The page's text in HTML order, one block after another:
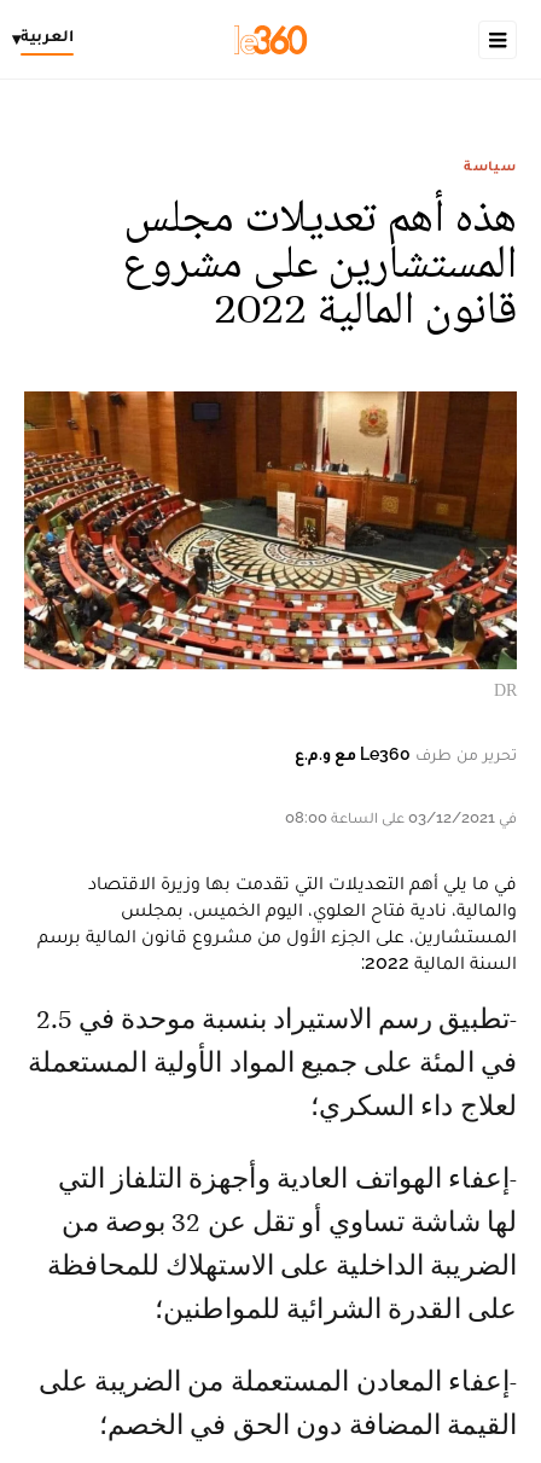
العربية▾
سياسة
هذه أهم تعديلات مجلس
المستشارين على مشروع
قانون المالية 2022
DR
تحرير من طرف Le360 مع و.م.ع
في 03/12/2021 على الساعة 08:00
في ما يلي أهم التعديلات التي تقدمت بها وزيرة الاقتصاد
والمالية، نادية فتاح العلوي، اليوم الخميس، بمجلس
المستشارين، على الجزء الأول من مشروع قانون المالية برسم
السنة المالية 2022:
- تطبيق رسم الاستيراد بنسبة موحدة في 2.5
في المئة على جميع المواد الأولية المستعملة
لعلاج داء السكري؛
-إعفاء الهواتف العادية وأجهزة التلفاز التي
لها شاشة تساوي أو تقل عن 32 بوصة من
الضريبة الداخلية على الاستهلاك للمحافظة
على القدرة الشرائية للمواطنين؛
-إعفاء المعادن المستعملة من الضريبة على
القيمة المضافة دون الحق في الخصم؛